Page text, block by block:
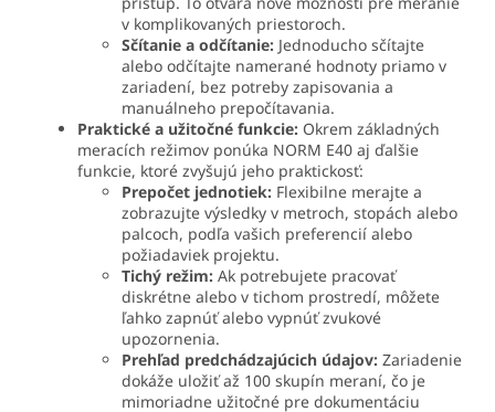
v komplikovaných priestoroch.
Sčítanie a odčítanie: Jednoducho sčítajte
alebo odčítajte namerané hodnoty priamo v
zariadení, bez potreby zapisovania a
manuálneho prepočítavania.
Praktické a užitočné funkcie: Okrem základných
meracích režimov ponúka NORM E40 aj ďalšie
funkcie, ktoré zvyšujú jeho praktickosť:
Prepočet jednotiek: Flexibilne merajte a
zobrazujte výsledky v metroch, stopách alebo
palcoch, podľa vašich preferencií alebo
požiadaviek projektu.
Tichý režim: Ak potrebujete pracovať
diskrétne alebo v tichom prostredí, môžete
ľahko zapnúť alebo vypnúť zvukové
upozornenia.
Prehľad predchádzajúcich údajov: Zariadenie
dokáže uložiť až 100 skupín meraní, čo je
mimoriadne užitočné pre dokumentáciu